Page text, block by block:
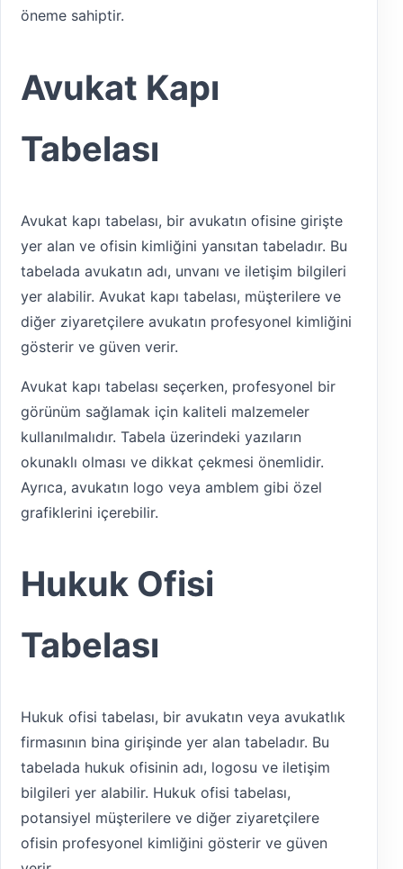
öneme sahiptir.
Avukat Kapı
Tabelası
Avukat kapı tabelası, bir avukatın ofisine girişte
yer alan ve ofisin kimliğini yansıtan tabeladır. Bu
tabelada avukatın adı, unvanı ve iletişim bilgileri
yer alabilir. Avukat kapı tabelası, müşterilere ve
diğer ziyaretçilere avukatın profesyonel kimliğini
gösterir ve güven verir.
Avukat kapı tabelası seçerken, profesyonel bir
görünüm sağlamak için kaliteli malzemeler
kullanılmalıdır. Tabela üzerindeki yazıların
okunaklı olması ve dikkat çekmesi önemlidir.
Ayrıca, avukatın logo veya amblem gibi özel
grafiklerini içerebilir.
Hukuk Ofisi
Tabelası
Hukuk ofisi tabelası, bir avukatın veya avukatlık
firmasının bina girişinde yer alan tabeladır. Bu
tabelada hukuk ofisinin adı, logosu ve iletişim
bilgileri yer alabilir. Hukuk ofisi tabelası,
potansiyel müşterilere ve diğer ziyaretçilere
ofisin profesyonel kimliğini gösterir ve güven